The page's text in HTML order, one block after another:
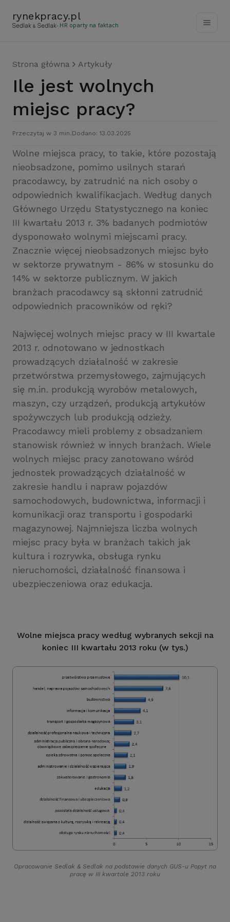
rynekpracy.pl
- HR oparty na faktach
Strona główna Artykuły
Ile jest wolnych
miejsc pracy?
Przeczytaj w 3 min. Dodano: 13.03.2025
Wolne miejsca pracy, to takie, które pozostają
nieobsadzone, pomimo usilnych starań
pracodawcy, by zatrudnić na nich osoby o
odpowiednich kwalifikacjach. Według danych
Głównego Urzędu Statystycznego na koniec
III kwartału 2013 r. 3% badanych podmiotów
dysponowało wolnymi miejscami pracy.
Znacznie więcej nieobsadzonych miejsc było
w sektorze prywatnym - 86% w stosunku do
14% w sektorze publicznym. W jakich
branżach pracodawcy są skłonni zatrudnić
odpowiednich pracowników od ręki?
Najwięcej wolnych miejsc pracy w III kwartale
2013 r. odnotowano w jednostkach
prowadzących działalność w zakresie
przetwórstwa przemysłowego, zajmujących
się m.in. produkcją wyrobów metalowych,
maszyn, czy urządzeń, produkcją artykułów
spożywczych lub produkcją odzieży.
Pracodawcy mieli problemy z obsadzaniem
stanowisk również w innych branżach. Wiele
wolnych miejsc pracy zanotowano wśród
jednostek prowadzących działalność w
zakresie handlu i napraw pojazdów
samochodowych, budownictwa, informacji i
komunikacji oraz transportu i gospodarki
magazynowej. Najmniejsza liczba wolnych
miejsc pracy była w branżach takich jak
kultura i rozrywka, obsługa rynku
nieruchomości, działalność finansowa i
ubezpieczeniowa oraz edukacja.
Wolne miejsca pracy według wybranych sekcji na
koniec III kwartału 2013 roku (w tys.)
Opracowanie Sedlak & Sedlak na podstawie danych GUS-u Popyt na
pracę w III kwartale 2013 roku